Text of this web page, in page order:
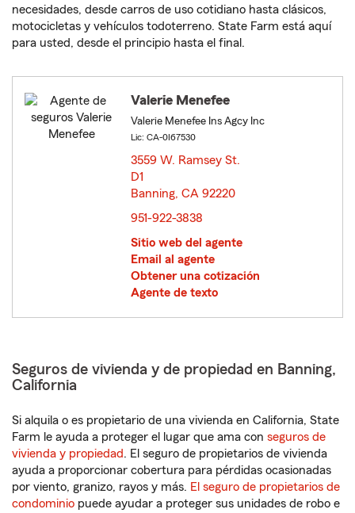
necesidades, desde carros de uso cotidiano hasta clásicos,
motocicletas y vehículos todoterreno. State Farm está aquí
para usted, desde el principio hasta el final.
Valerie Menefee
Valerie Menefee Ins Agcy Inc
Lic: CA-0I67530
3559 W. Ramsey St.
D1
Banning, CA 92220
951-922-3838
Sitio web del agente
Email al agente
Obtener una cotización
Agente de texto
Seguros de vivienda y de propiedad en Banning,
California
Si alquila o es propietario de una vivienda en California, State
Farm le ayuda a proteger el lugar que ama con seguros de
vivienda y propiedad. El seguro de propietarios de vivienda
ayuda a proporcionar cobertura para pérdidas ocasionadas
por viento, granizo, rayos y más. El seguro de propietarios de
condominio puede ayudar a proteger sus unidades de robo e